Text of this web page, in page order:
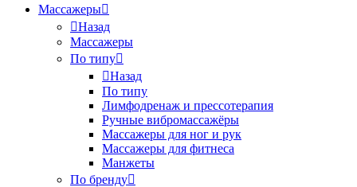
Массажеры
Назад
Массажеры
По типу
Назад
По типу
Лимфодренаж и прессотерапия
Ручные вибромассажёры
Массажеры для ног и рук
Массажеры для фитнеса
Манжеты
По бренду